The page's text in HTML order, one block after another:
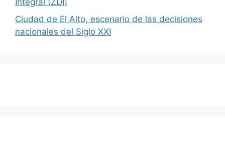
Integral (ZDI)
Ciudad de El Alto, escenario de las decisiones
nacionales del Siglo XXI